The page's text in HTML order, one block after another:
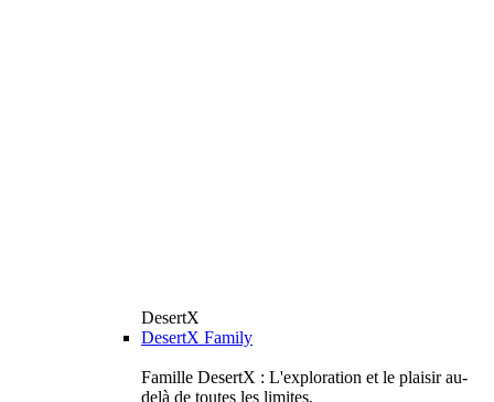
DesertX
DesertX Family
Famille DesertX : L'exploration et le plaisir au-
delà de toutes les limites.